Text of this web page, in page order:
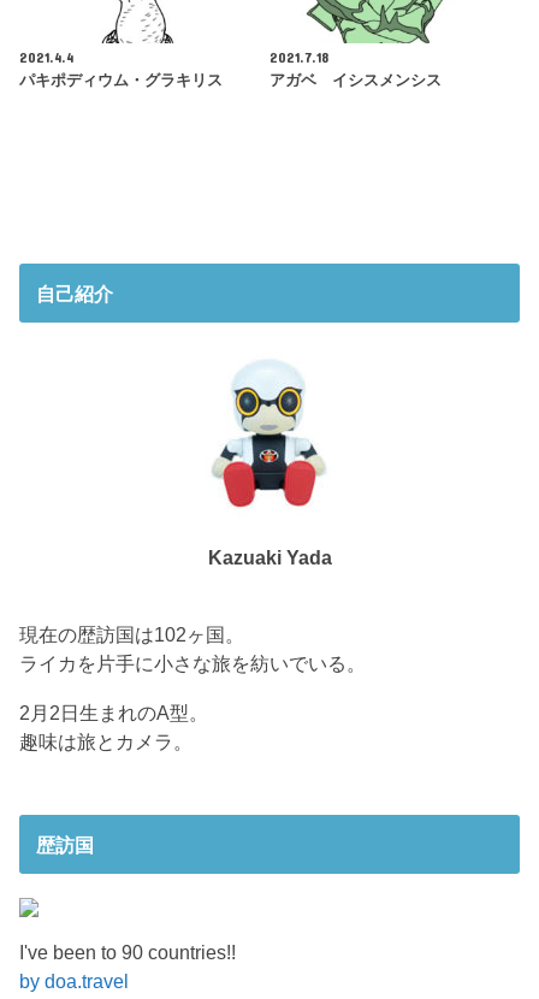
2021.4.4
パキポディウム・グラキリス
2021.7.18
アガベ イシスメンシス
自己紹介
Kazuaki Yada
現在の歴訪国は102ヶ国。
ライカを片手に小さな旅を紡いでいる。
2月2日生まれのA型。
趣味は旅とカメラ。
歴訪国
I've been to 90 countries!!
by doa.travel